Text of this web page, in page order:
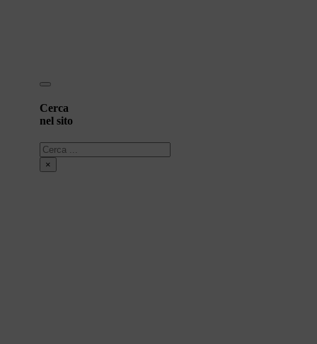
Cerca
nel sito
Cerca
×